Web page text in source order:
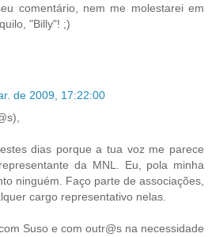
comentário, nem me molestarei em
"Billy"! ;)
de 2009, 17:22:00
dias porque a tua voz me parece
da MNL. Eu, pola minha
ninguém. Faço parte de associações,
cargo representativo nelas.
Suso e com outr@s na necessidade